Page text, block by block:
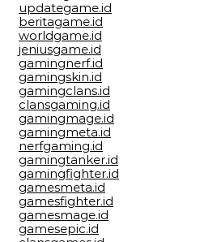
updategame.id
beritagame.id
worldgame.id
jeniusgame.id
gamingnerf.id
gamingskin.id
gamingclans.id
clansgaming.id
gamingmage.id
gamingmeta.id
nerfgaming.id
gamingtanker.id
gamingfighter.id
gamesmeta.id
gamesfighter.id
gamesmage.id
gamesepic.id